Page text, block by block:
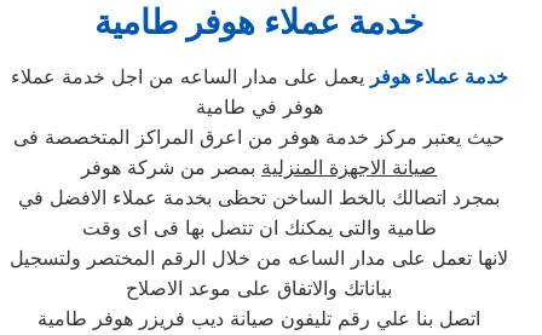
خدمة عملاء هوفر طامية
خدمة عملاء هوفر يعمل على مدار الساعه من اجل خدمة عملاء
هوفر في طامية
حيث يعتبر مركز خدمة هوفر من اعرق المراكز المتخصصة فى
صيانة الاجهزة المنزلية بمصر من شركة هوفر
بمجرد اتصالك بالخط الساخن تحظى بخدمة عملاء الافضل في
طامية والتى يمكنك ان تتصل بها فى اى وقت
لانها تعمل على مدار الساعه من خلال الرقم المختصر ولتسجيل
بياناتك والاتفاق على موعد الاصلاح
اتصل بنا علي رقم تليفون صيانة ديب فريزر هوفر طامية